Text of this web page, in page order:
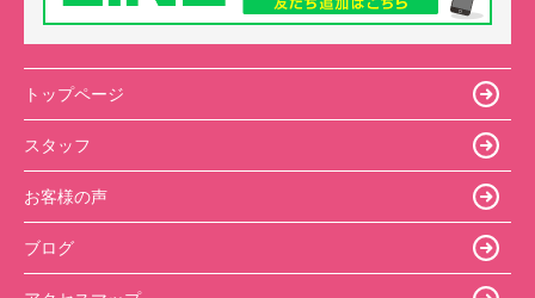
トップページ
スタッフ
お客様の声
ブログ